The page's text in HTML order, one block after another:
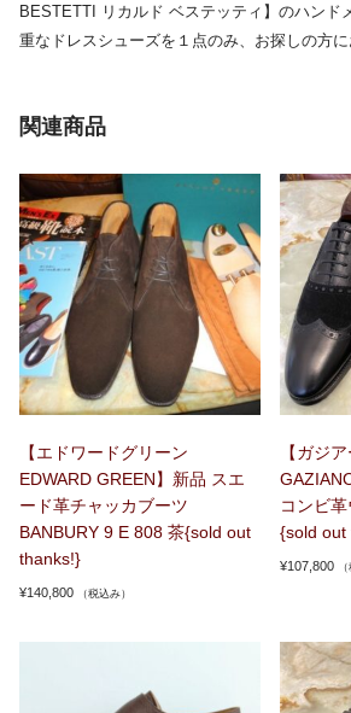
BESTETTI リカルド ベステッティ】のハンド
重なドレスシューズを１点のみ、お探しの方に
関連商品
【エドワードグリーン
EDWARD GREEN】新品 スエ
ード革チャッカブーツ
BANBURY 9 E 808 茶{sold out
thanks!}
¥140,800 （税込み）
【ガジ
コンビ
{sold out
¥107,800